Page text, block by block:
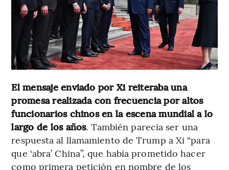
El mensaje enviado por Xi reiteraba una
promesa realizada con frecuencia por altos
funcionarios chinos en la escena mundial a lo
largo de los años. También parecía ser una
respuesta al llamamiento de Trump a Xi “para
que ‘abra’ China”, que había prometido hacer
como primera petición en nombre de los